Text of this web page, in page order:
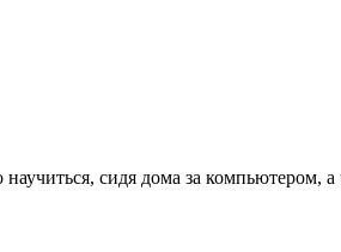
сидя дома за компьютером,